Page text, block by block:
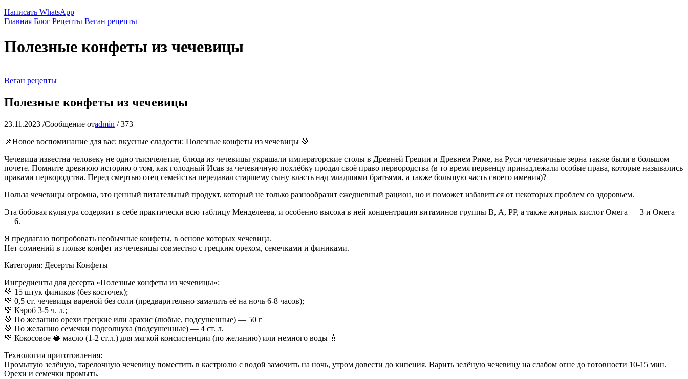
Написать WhatsApp
Главная Блог Рецепты Веган рецепты
Полезные конфеты из чечевицы
Веган рецепты
Полезные конфеты из чечевицы
23.11.2023 /Сообщение отadmin / 373
📌Новое воспоминание для вас: вкусные сладости: Полезные конфеты из чечевицы 💚
Чечевица известна человеку не одно тысячелетие, блюда из чечевицы украшали императорские столы в Древней Греции и Древнем Риме, на Руси чечевичные зерна также были в большом
почете. Помните древнюю историю о том, как голодный Исав за чечевичную похлёбку продал своё право первородства (в то время первенцу принадлежали особые права, которые назывались
правами первородства. Перед смертью отец семейства передавал старшему сыну власть над младшими братьями, а также большую часть своего имения)?
Польза чечевицы огромна, это ценный питательный продукт, который не только разнообразит ежедневный рацион, но и поможет избавиться от некоторых проблем со здоровьем.
Эта бобовая культура содержит в себе практически всю таблицу Менделеева, и особенно высока в ней концентрация витаминов группы В, А, РР, а также жирных кислот Омега — 3 и Омега
— 6.
Я предлагаю попробовать необычные конфеты, в основе которых чечевица.
Нет сомнений в пользе конфет из чечевицы совместно с грецким орехом, семечками и финиками.
Категория: Десерты Конфеты
Ингредиенты для десерта «Полезные конфеты из чечевицы»:
💚 15 штук фиников (без косточек);
💚 0,5 ст. чечевицы вареной без соли (предварительно замачить её на ночь 6-8 часов);
💚 Кэроб 3-5 ч. л.;
💚 По желанию орехи грецкие или арахис (любые, подсушенные) — 50 г
💚 По желанию семечки подсолнуха (подсушенные) — 4 ст. л.
💚 Кокосовое 🥥 масло (1-2 ст.л.) для мягкой консистенции (по желанию) или немного воды 💧
Технология приготовления:
Промытую зелёную, тарелочную чечевицу поместить в кастрюлю с водой замочить на ночь, утром довести до кипения. Варить зелёную чечевицу на слабом огне до готовности 10-15 мин.
Орехи и семечки промыть.